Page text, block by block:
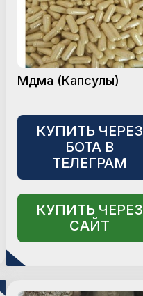
Мдма (Капсулы)
КУПИТЬ ЧЕРЕЗ
БОТА В
ТЕЛЕГРАМ
КУПИТЬ ЧЕРЕЗ
САЙТ